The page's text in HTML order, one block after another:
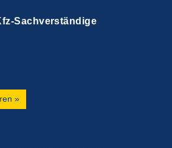
Sachverständige
»